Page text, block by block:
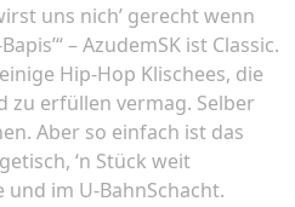
uns nich’ gerecht wenn
– AzudemSK ist Classic.
Hip-Hop Klischees, die
zu erfüllen vermag. Selber
Aber so einfach ist das
‘n Stück weit
im U-BahnSchacht.